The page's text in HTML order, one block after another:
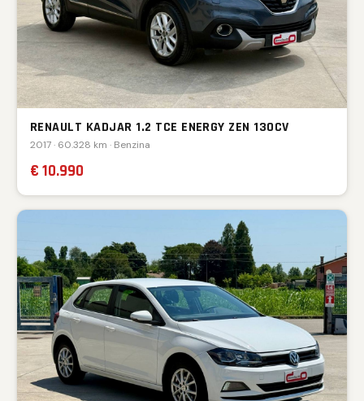
RENAULT KADJAR 1.2 TCE ENERGY ZEN 130CV
2017 · 60.328 km · Benzina
€ 10.990